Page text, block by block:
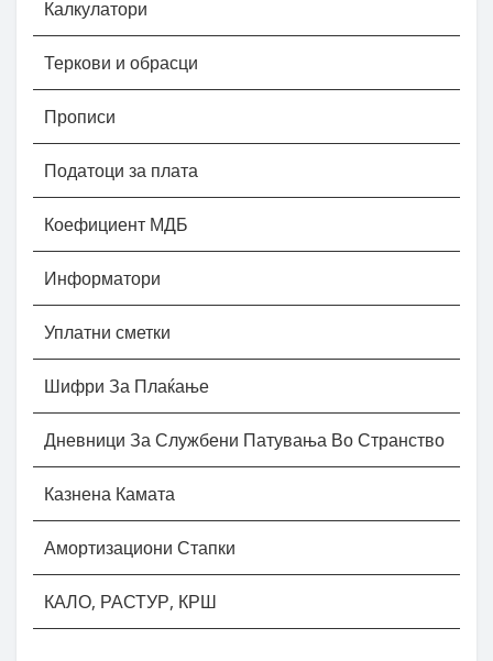
Калкулатори
Теркови и обрасци
Прописи
Податоци за плата
Коефициент МДБ
Информатори
Уплатни сметки
Шифри За Плаќање
Дневници За Службени Патувања Во Странство
Казнена Камата
Амортизациони Стапки
КАЛО, РАСТУР, КРШ